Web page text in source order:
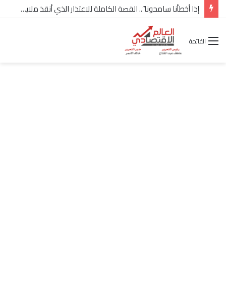
شركة “Scope Developments” تعلن تولي أحمد كمال عيسى منصب الرئيس التنفيذي للقطاع التجاري
القائمة